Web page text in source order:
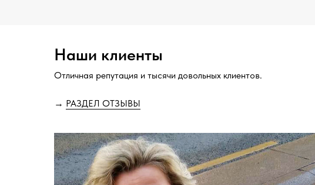
Наши клиенты
Отличная репутация и тысячи довольных клиентов.
→ РАЗДЕЛ ОТЗЫВЫ